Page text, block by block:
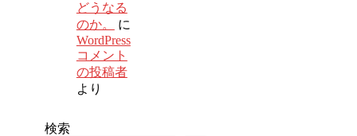
どうなる
のか。
に
WordPress
コメント
の投稿者
より
検索